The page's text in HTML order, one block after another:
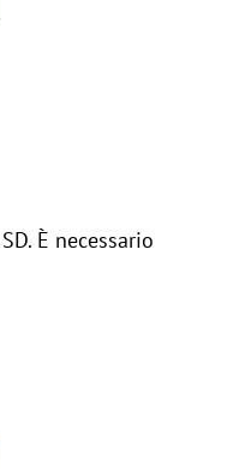
È necessario